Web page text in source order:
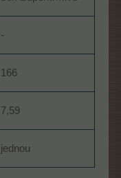
-
166
7,59
jednou